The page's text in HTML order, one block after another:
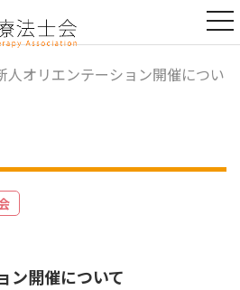
人オリエンテーション開催につい
ン開催について
t
o
g
g
l
i